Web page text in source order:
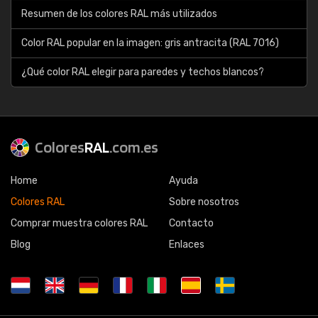
Resumen de los colores RAL más utilizados
Color RAL popular en la imagen: gris antracita (RAL 7016)
¿Qué color RAL elegir para paredes y techos blancos?
ColoresRAL.com.es
Home
Colores RAL
Comprar muestra colores RAL
Blog
Ayuda
Sobre nosotros
Contacto
Enlaces